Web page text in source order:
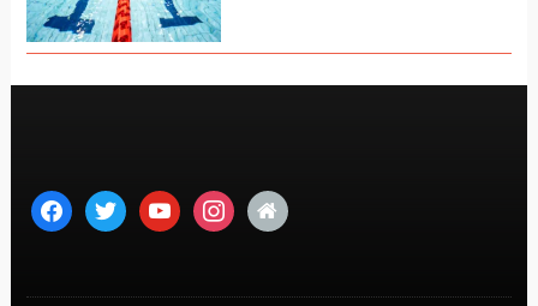
facebooktwitter youtubeinstagram
home